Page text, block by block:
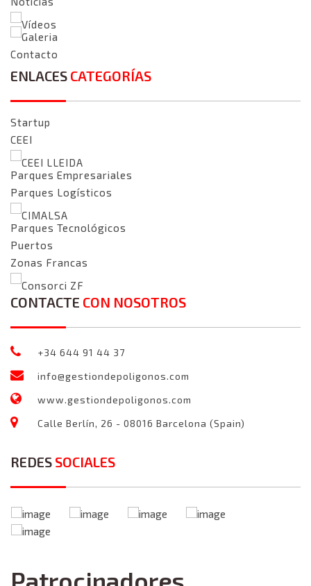
Vídeos
Galeria
Contacto
ENLACES CATEGORÍAS
Startup
CEEI
CEEI LLEIDA
Parques Empresariales
Parques Logísticos
CIMALSA
Parques Tecnológicos
Puertos
Zonas Francas
Consorci ZF
CONTACTE CON NOSOTROS
+34 644 91 44 37
info@gestiondepoligonos.com
www.gestiondepoligonos.com
Calle Berlín, 26 - 08016 Barcelona (Spain)
REDES SOCIALES
Patrocinadores